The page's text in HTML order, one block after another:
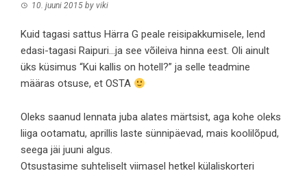
10. juuni 2015 by viki
Kuid tagasi sattus Härra G peale reisipakkumisele, lend
edasi-tagasi Raipuri…ja see võileiva hinna eest. Oli ainult
üks küsimus “Kui kallis on hotell?” ja selle teadmine
määras otsuse, et OSTA
Oleks saanud lennata juba alates märtsist, aga kohe oleks
liiga ootamatu, aprillis laste sünnipäevad, mais koolilõpud,
seega jäi juuni algus.
Otsustasime suhteliselt viimasel hetkel külaliskorteri